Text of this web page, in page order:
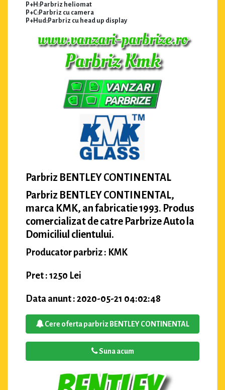
P+H:Parbriz heliomat
P+C:Parbriz cu camera
P+Hud:Parbriz cu head up display
Parbriz BENTLEY CONTINENTAL
Parbriz BENTLEY CONTINENTAL,
marca KMK, an fabricatie 1993. Produs
comercializat de catre Parbrize Auto la
Domiciliul clientului.
Producator parbriz : KMK
Pret : 1250 Lei
Data anunt : 2020-05-21 04:02:48
Cere oferta parbriz BENTLEY CONTINENTAL
Suna acum